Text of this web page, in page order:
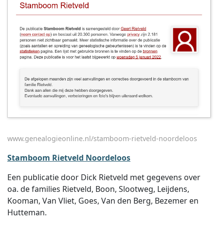
www.genealogieonline.nl/stamboom-rietveld-noordeloos
Stamboom Rietveld Noordeloos
Een publicatie door Dick Rietveld met gegevens over
oa. de families Rietveld, Boon, Slootweg, Leijdens,
Kooman, Van Vliet, Goes, Van den Berg, Bezemer en
Hutteman.